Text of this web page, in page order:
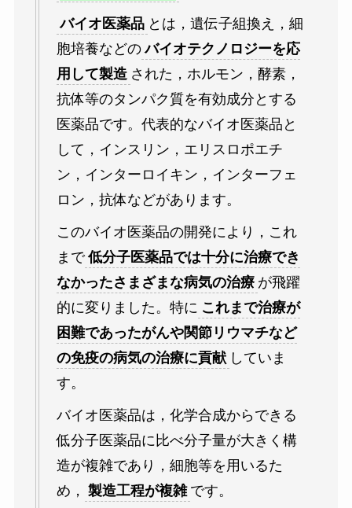
バイオ医薬品 とは，遺伝子組換え，細
胞培養などの バイオテクノロジーを応
用して製造 された，ホルモン，酵素，
抗体等のタンパク質を有効成分とする
医薬品です。代表的なバイオ医薬品と
して，インスリン，エリスロポエチ
ン，インターロイキン，インターフェ
ロン，抗体などがあります。
このバイオ医薬品の開発により，これ
まで 低分子医薬品では十分に治療でき
なかったさまざまな病気の治療 が飛躍
的に変りました。特に これまで治療が
困難であったがんや関節リウマチなど
の免疫の病気の治療に貢献 していま
す。
バイオ医薬品は，化学合成からできる
低分子医薬品に比べ分子量が大きく構
造が複雑であり，細胞等を用いるた
め， 製造工程が複雑 です。